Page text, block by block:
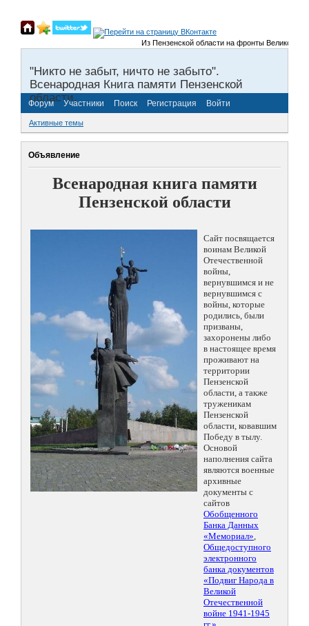
Из Пензенской области на фронты Великой
"Никто не забыт, ничто не забыто".
Всенародная Книга памяти Пензенской
области.
Форум Участники Поиск Регистрация Войти
Активные темы
Объявление
Всенародная книга памяти
Пензенской области
Сайт посвящается
воинам Великой
Отечественной
войны,
вернувшимся и не
вернувшимся с
войны, которые
родились, были
призваны,
захоронены либо
в настоящее время
проживают на
территории
Пензенской
области, а также
труженикам
Пензенской
области, ковавшим
Победу в тылу.
Основой
наполнения сайта
являются военные
архивные
документы с
сайтов
Обобщенного
Банка Данных
«Мемориал»,
Общедоступного
электронного
банка документов
«Подвиг Народа в
Великой
Отечественной
войне 1941-1945